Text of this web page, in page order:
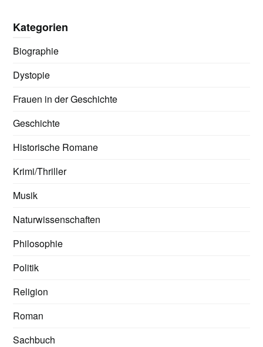
Kategorien
Biographie
Dystopie
Frauen in der Geschichte
Geschichte
Historische Romane
Krimi/Thriller
Musik
Naturwissenschaften
Philosophie
Politik
Religion
Roman
Sachbuch